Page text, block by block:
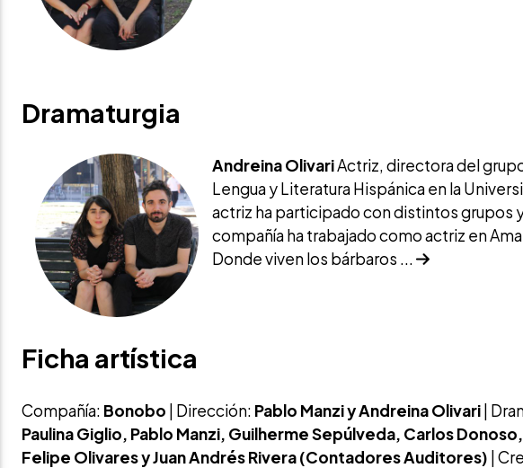
Dramaturgia
Andreina OlivariActriz, directora del
Lengua y Literatura Hispánica en la
actriz ha participado con distintos grupos
compañía ha trabajado como actriz en
Donde viven los bárbaros ...
Ficha artística
Compañía: Bonobo | Dirección: Pablo Manzi y Andreina Olivari |
Paulina Giglio, Pablo Manzi, Guilherme Sepúlveda, Carlos
Felipe Olivares y Juan Andrés Rivera (Contadores Auditores) |